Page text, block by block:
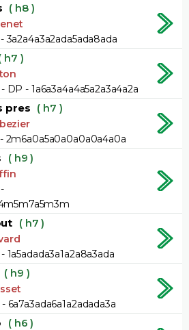
( h8 )
3a2a4a3a2ada5ada8ada
h7 )
DP - 1a6a3a4a4a5a2a3a4a2a
pres ( h7 )
2m6a0a5a0a0a0a0a4a0a
( h9 )
( h7 )
1a5adada3a1a2a8a3ada
( h9 )
6a7a3ada6a1a2adada3a
( h6 )